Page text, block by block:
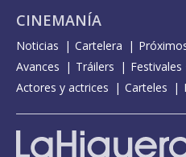
CINEMANÍA
Noticias Cartelera
Avances
Tráilers
Actores y actrices
Carteles